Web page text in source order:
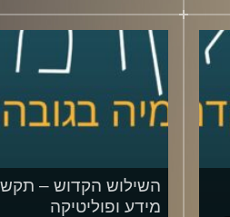
השילוש הקדוש –
מידע ופוליטיקה